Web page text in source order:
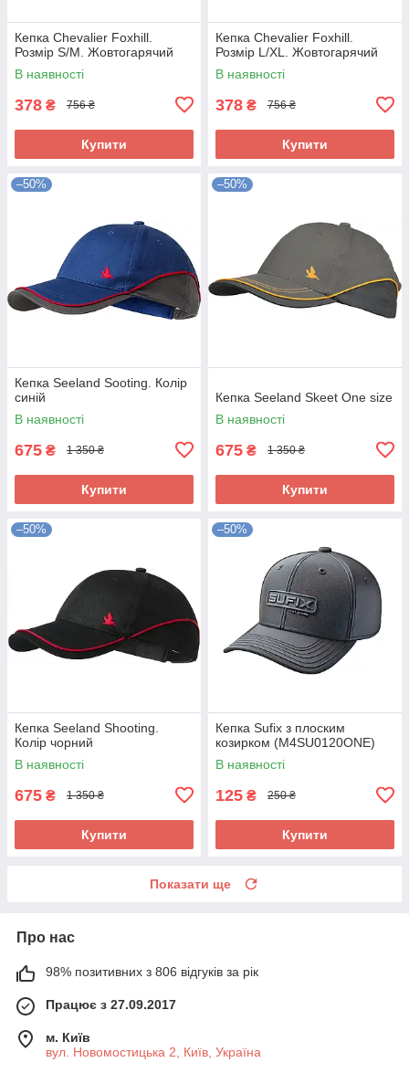
Кепка Chevalier Foxhill.
Розмір S/M. Жовтогарячий
В наявності
378 ₴ 756 ₴
Купити
Кепка Chevalier Foxhill.
Розмір L/XL. Жовтогарячий
В наявності
378 ₴ 756 ₴
Купити
–50%
Кепка Seeland Sooting. Колір
синій
В наявності
675 ₴ 1 350 ₴
Купити
–50%
Кепка Seeland Skeet One size
В наявності
675 ₴ 1 350 ₴
Купити
–50%
Кепка Seeland Shooting.
Колір чорний
В наявності
675 ₴ 1 350 ₴
Купити
–50%
Кепка Sufix з плоским
козирком (M4SU0120ONE)
В наявності
125 ₴ 250 ₴
Купити
Показати ще
Про нас
98% позитивних з 806 відгуків за рік
Працює з 27.09.2017
м. Київ
вул. Новомостицька 2, Київ, Україна